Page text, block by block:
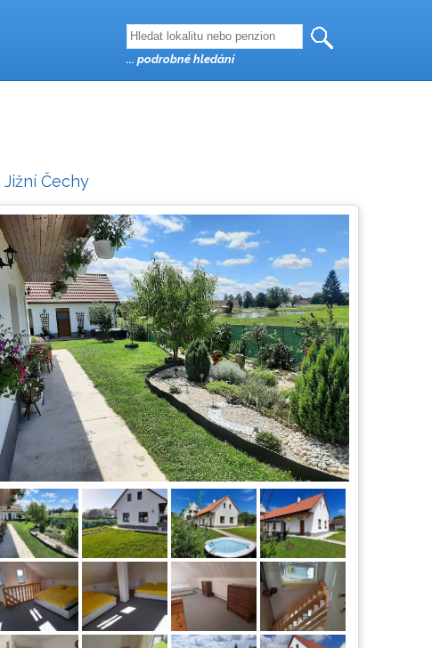
Jižní Čechy
... podrobné hledání